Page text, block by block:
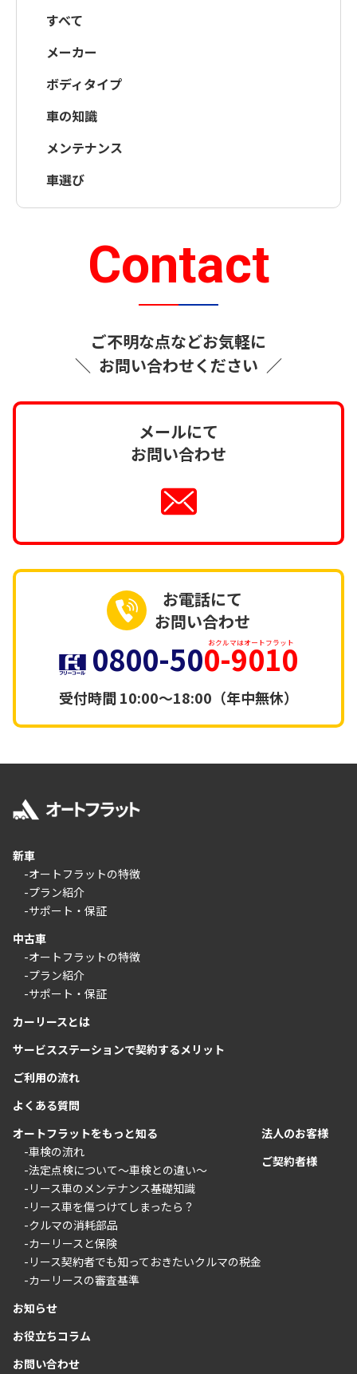
すべて
メーカー
ボディタイプ
車の知識
メンテナンス
車選び
Contact
＼
ご不明な点などお気軽に
お問い合わせください ／
メールにて
お問い合わせ
お電話にて
お問い合わせ
0800-500-9010
おクルマはオートフラット
受付時間10:00～18:00（年中無休）
新車
-オートフラットの特徴
-プラン紹介
-サポート・保証
中古車
-オートフラットの特徴
-プラン紹介
-サポート・保証
カーリースとは
サービスステーションで契約するメリット
ご利用の流れ
よくある質問
オートフラットをもっと知る
-車検の流れ
-法定点検について〜車検との違い〜
-リース車のメンテナンス基礎知識
-リース車を傷つけてしまったら？
-クルマの消耗部品
-カーリースと保険
-リース契約者でも知っておきたいクルマの税金
-カーリースの審査基準
お知らせ
お役立ちコラム
お問い合わせ
法人のお客様
ご契約者様